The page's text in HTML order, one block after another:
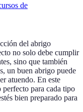
de
del abrigo
no solo debe cumplir
sino que también
un buen abrigo puede
atuendo. En este
para cada tipo
bien preparado para